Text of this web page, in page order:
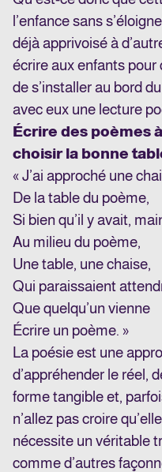
l’enfance sans
déjà apprivoisé à
écrire aux enfants
de s’installer au bord
avec eux une lecture
Écrire des poèmes
choisir la bonne
« J’ai approché une
De la table du poème,
Si bien qu’il y avait,
Au milieu du poème,
Une table, une chaise,
Qui paraissaient
Que quelqu’un vienne
Écrire un poème. »
La poésie est une
d’appréhender le réel,
forme tangible et,
n’allez pas croire
nécessite un véritable
comme d’autres